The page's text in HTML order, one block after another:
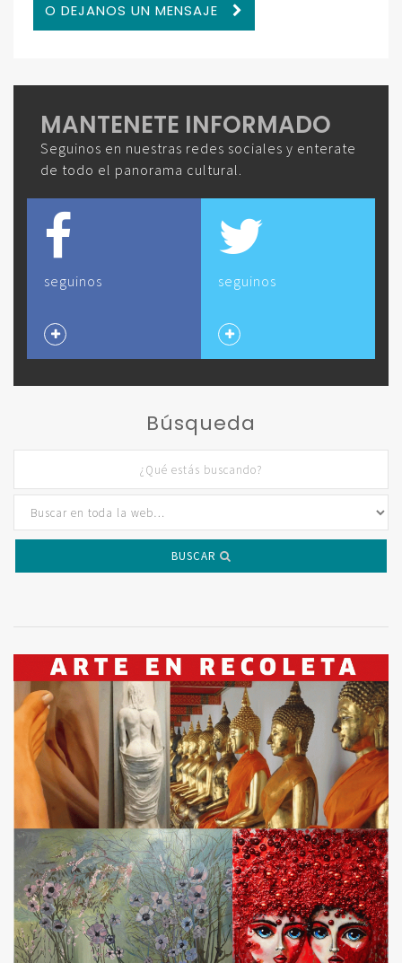
O DEJANOS UN MENSAJE
MANTENETE INFORMADO
Seguinos en nuestras redes sociales y enterate
de todo el panorama cultural.
seguinos seguinos
Búsqueda
BUSCAR